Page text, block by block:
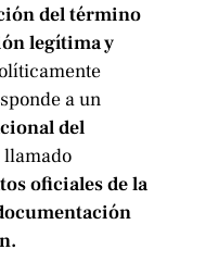
del término
legítima y
a un
del
llamado
oficiales de la